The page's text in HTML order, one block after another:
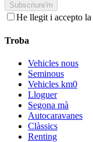
Subscriure'm
He llegit i accepto la
Troba
Vehicles nous
Seminous
Vehicles km0
Lloguer
Segona mà
Autocaravanes
Clàssics
Renting